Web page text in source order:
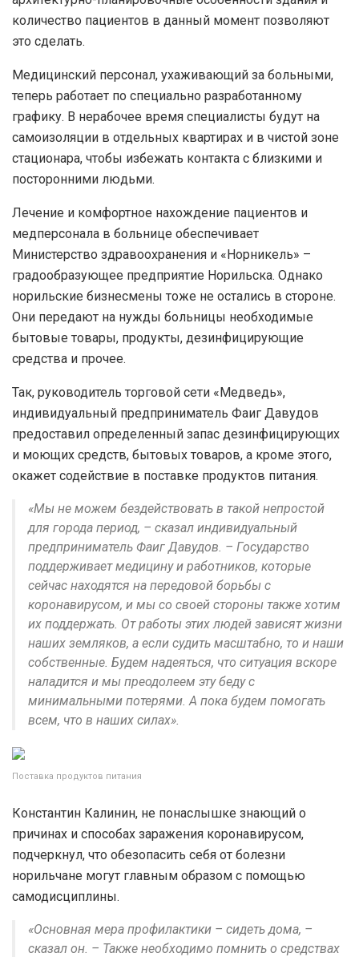
количество пациентов в данный момент позволяют
это сделать.
Медицинский персонал, ухаживающий за больными,
теперь работает по специально разработанному
графику. В нерабочее время специалисты будут на
самоизоляции в отдельных квартирах и в чистой зоне
стационара, чтобы избежать контакта с близкими и
посторонними людьми.
Лечение и комфортное нахождение пациентов и
медперсонала в больнице обеспечивает
Министерство здравоохранения и «Норникель» –
градообразующее предприятие Норильска. Однако
норильские бизнесмены тоже не остались в стороне.
Они передают на нужды больницы необходимые
бытовые товары, продукты, дезинфицирующие
средства и прочее.
Так, руководитель торговой сети «Медведь»,
индивидуальный предприниматель Фаиг Давудов
предоставил определенный запас дезинфицирующих
и моющих средств, бытовых товаров, а кроме этого,
окажет содействие в поставке продуктов питания.
«Мы не можем бездействовать в такой непростой
для города период, – сказал индивидуальный
предприниматель Фаиг Давудов. – Государство
поддерживает медицину и работников, которые
сейчас находятся на передовой борьбы с
коронавирусом, и мы со своей стороны также хотим
их поддержать. От работы этих людей зависят жизни
наших земляков, а если судить масштабно, то и наши
собственные. Будем надеяться, что ситуация вскоре
наладится и мы преодолеем эту беду с
минимальными потерями. А пока будем помогать
всем, что в наших силах».
Поставка продуктов питания
Константин Калинин, не понаслышке знающий о
причинах и способах заражения коронавирусом,
подчеркнул, что обезопасить себя от болезни
норильчане могут главным образом с помощью
самодисциплины.
«Основная мера профилактики – сидеть дома, –
сказал он. – Также необходимо помнить о средствах